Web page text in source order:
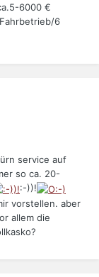
6000 €
6
service auf
so ca. 20-
:-))!
vorstellen. aber
allem die